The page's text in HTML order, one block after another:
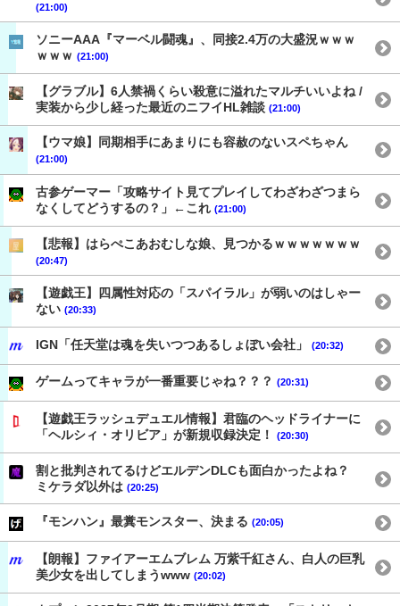
(21:00)
ソニーAAA『マーベル闘魂』、同接2.4万の大盛況ｗｗｗ
ｗｗｗ (21:00)
【グラブル】6人禁禍くらい殺意に溢れたマルチいいよね /
実装から少し経った最近のニフイHL雑談 (21:00)
【ウマ娘】同期相手にあまりにも容赦のないスペちゃん
(21:00)
古参ゲーマー「攻略サイト見てプレイしてわざわざつまら
なくしてどうするの？」←これ (21:00)
【悲報】はらぺこあおむしな娘、見つかるｗｗｗｗｗｗｗ
(20:47)
【遊戯王】四属性対応の「スパイラル」が弱いのはしゃー
ない (20:33)
IGN「任天堂は魂を失いつつあるしょぼい会社」 (20:32)
ゲームってキャラが一番重要じゃね？？？ (20:31)
【遊戯王ラッシュデュエル情報】君臨のヘッドライナーに
「ヘルシィ・オリビア」が新規収録決定！
(20:30)
割と批判されてるけどエルデンDLCも面白かったよね？
ミケラダ以外は (20:25)
『モンハン』最糞モンスター、決まる (20:05)
【朗報】ファイアーエムブレム 万紫千紅さん、白人の巨乳
美少女を出してしまうwww (20:02)